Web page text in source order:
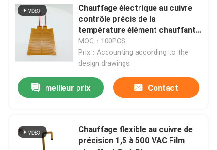
Chauffage électrique au cuivre
contrôle précis de la
température élément chauffant
flexible personnalisé 1W~1200W
MOQ：100PCS
Prix：Accounting according to the
design drawings
meilleur prix Contact
Chauffage flexible au cuivre de
précision 1,5 à 500 VAC Film